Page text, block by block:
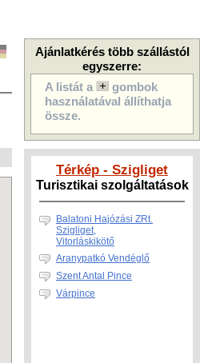
Ajánlatkérés több szállástól
egyszerre:
A listát a
gombok
használatával állíthatja
össze.
Térkép - Szigliget
Turisztikai szolgáltatások
Balatoni Hajózási ZRt.
Szigliget,
Vitorláskikötő
Aranypatkó Vendéglő
Szent Antal Pince
Várpince